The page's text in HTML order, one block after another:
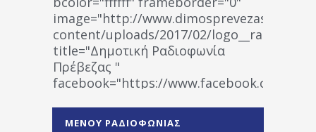
image="http://www.dimosprevezas.gr/wp-
content/uploads/2017/02/
title="Δημοτική Ραδιοφωνία
Πρέβεζας "
facebook="https://www.facebook.com/
ΜΕΝΟΥ ΡΑΔΙΟΦΩΝΙΑΣ